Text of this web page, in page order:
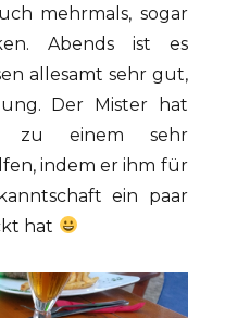
mehrmals, sogar
Abends ist es
allesamt sehr gut,
Der Mister hat
zu einem sehr
indem er ihm für
ein paar
hat